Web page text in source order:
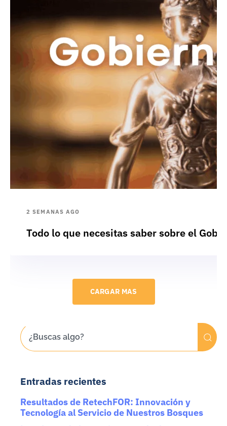
2 SEMANAS AGO
Todo lo que necesitas saber sobre el
CARGAR MAS
Entradas recientes
Resultados de RetechFOR: Innovación y
Tecnología al Servicio de Nuestros Bosques